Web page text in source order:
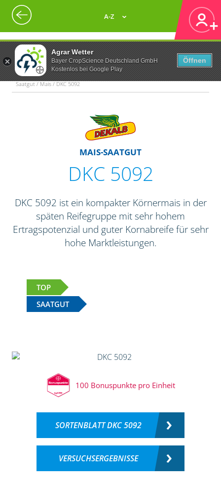
Agrar Wetter
Bayer CropScience Deutschland GmbH
Kostenlos bei Google Play
Öffnen
A-Z
Saatgut / Mais / DKC 5092
MAIS-SAATGUT
DKC 5092
DKC 5092 ist ein kompakter Körnermais in der
späten Reifegruppe mit sehr hohem
Ertragspotenzial und guter Kornabreife für sehr
hohe Marktleistungen.
TOP
SAATGUT
100 Bonuspunkte pro Einheit
SORTENBLATT DKC 5092
VERSUCHSERGEBNISSE